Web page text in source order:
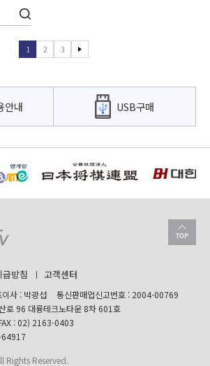
1 2 3
안내 USB구매
방침 고객센터
이사 : 박광섭
통신판매업신고번호 : 2004-00769
로 96 대륭테크노타운 8차 601호
: 02) 2163-0403
64917
Rights Reserved.